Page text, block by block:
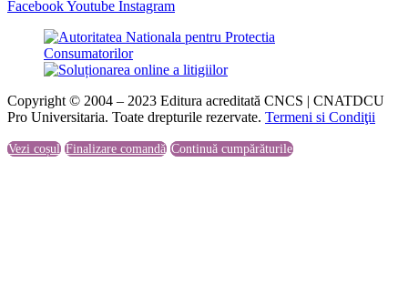
FacebookYoutube Instagram
Copyright © 2004 – 2023 Editura acreditată CNCS | CNATDCU
Pro Universitaria. Toate drepturile rezervate. Termeni si Condiţii
Vezi coșul Finalizare comandă Continuă cumpărăturile